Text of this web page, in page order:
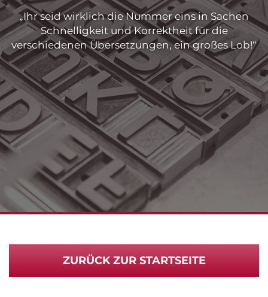
„Ihr seid wirklich die Nummer eins in Sachen
Schnelligkeit und Korrektheit für die
verschiedenen Übersetzungen, ein großes Lob!“
ZURÜCK ZUR STARTSEITE